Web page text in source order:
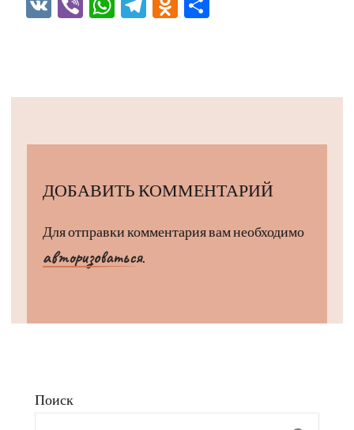
ДОБАВИТЬ КОММЕНТАРИЙ
Для отправки комментария вам необходимо
авторизоваться.
Поиск